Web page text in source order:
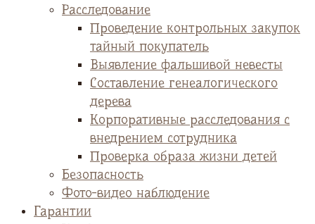
Расследование
Проведение контрольных закупок
тайный покупатель
Выявление фальшивой невесты
Cоставление генеалогического
дерева
Корпоративные расследования с
внедрением сотрудника
Проверка образа жизни детей
Безопасность
Фото-видео наблюдение
Гарантии